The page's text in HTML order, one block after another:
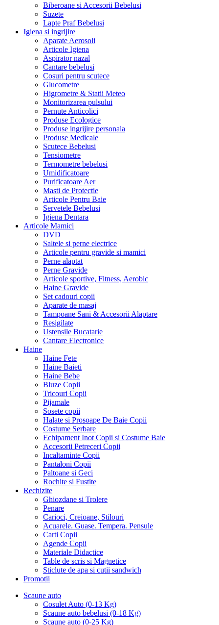
Biberoane si Accesorii Bebelusi
Suzete
Lapte Praf Bebelusi
Igiena si ingrijire
Aparate Aerosoli
Articole Igiena
Aspirator nazal
Cantare bebelusi
Cosuri pentru scutece
Glucometre
Higrometre & Statii Meteo
Monitorizarea pulsului
Pernute Anticolici
Produse Ecologice
Produse ingrijire personala
Produse Medicale
Scutece Bebelusi
Tensiometre
Termometre bebelusi
Umidificatoare
Purificatoare Aer
Masti de Protectie
Articole Pentru Baie
Servetele Bebelusi
Igiena Dentara
Articole Mamici
DVD
Saltele si perne electrice
Articole pentru gravide si mamici
Perne alaptat
Perne Gravide
Articole sportive, Fitness, Aerobic
Haine Gravide
Set cadouri copii
Aparate de masaj
Tampoane Sani & Accesorii Alaptare
Resigilate
Ustensile Bucatarie
Cantare Electronice
Haine
Haine Fete
Haine Baieti
Haine Bebe
Bluze Copii
Tricouri Copii
Pijamale
Sosete copii
Halate si Prosoape De Baie Copii
Costume Serbare
Echipament Inot Copii si Costume Baie
Accesorii Petreceri Copii
Incaltaminte Copii
Pantaloni Copii
Paltoane si Geci
Rochite si Fustite
Rechizite
Ghiozdane si Trolere
Penare
Carioci, Creioane, Stilouri
Acuarele. Guase. Tempera. Pensule
Carti Copii
Agende Copii
Materiale Didactice
Table de scris si Magnetice
Sticlute de apa si cutii sandwich
Promotii
Scaune auto
Cosulet Auto (0-13 Kg)
Scaune auto bebelusi (0-18 Kg)
Scaune auto (0-25 Kg)